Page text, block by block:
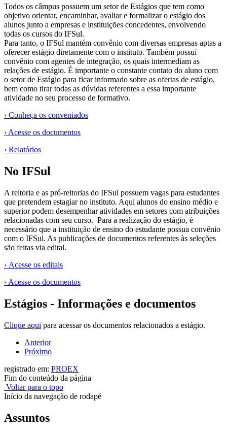
Todos os câmpus possuem um setor de Estágios que tem como
objetivo orientar, encaminhar, avaliar e formalizar o estágio dos
alunos junto a empresas e instituições concedentes, envolvendo
todas os cursos do IFSul.
Para tanto, o IFSul mantém convênio com diversas empresas aptas a
oferecer estágio diretamente com o instituto. Também possui
convênio com agentes de integração, os quais intermediam as
relações de estágio. É importante o constante contato do aluno com
o setor de Estágio para ficar informado sobre as ofertas de estágio,
bem como tirar todas as dúvidas referentes a essa importante
atividade no seu processo de formativo.
› Conheça os conveniados
› Acesse os documentos
› Relatórios
No IFSul
A reitoria e as pró-reitorias do IFSul possuem vagas para estudantes
que pretendem estagiar no instituto. Aqui alunos do ensino médio e
superior podem desempenhar atividades em setores com atribuições
relacionadas com seu curso. Para a realização do estágio, é
necessário que a instituição de ensino do estudante possua convênio
com o IFSul. As publicações de documentos referentes às seleções
são feitas via edital.
› Acesse os editais
› Acesse os documentos
Estágios - Informações e documentos
Clique aqui para acessar os documentos relacionados a estágio.
Anterior
Próximo
registrado em: PROEX
Fim do conteúdo da página
Voltar para o topo
Início da navegação de rodapé
Assuntos